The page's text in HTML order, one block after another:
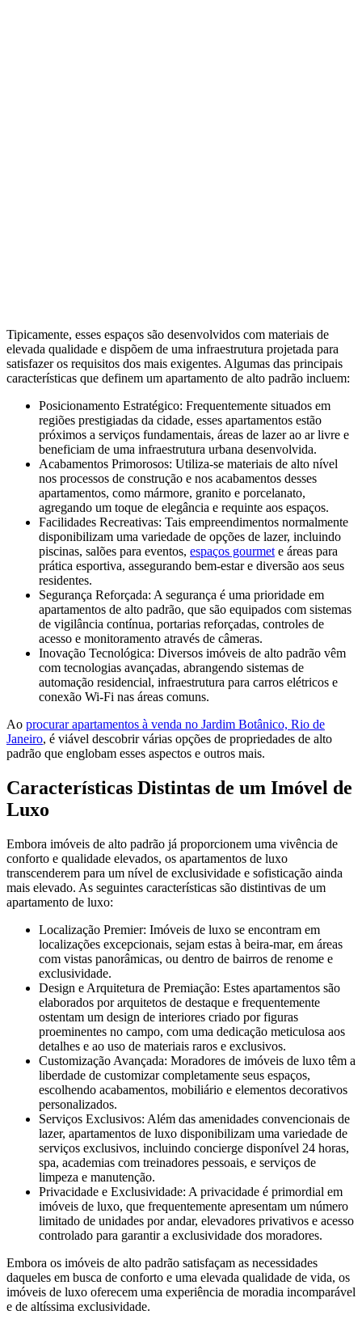
Tipicamente, esses espaços são desenvolvidos com materiais de
elevada qualidade e dispõem de uma infraestrutura projetada para
satisfazer os requisitos dos mais exigentes. Algumas das principais
características que definem um apartamento de alto padrão incluem:
Posicionamento Estratégico: Frequentemente situados em
regiões prestigiadas da cidade, esses apartamentos estão
próximos a serviços fundamentais, áreas de lazer ao ar livre e
beneficiam de uma infraestrutura urbana desenvolvida.
Acabamentos Primorosos: Utiliza-se materiais de alto nível
nos processos de construção e nos acabamentos desses
apartamentos, como mármore, granito e porcelanato,
agregando um toque de elegância e requinte aos espaços.
Facilidades Recreativas: Tais empreendimentos normalmente
disponibilizam uma variedade de opções de lazer, incluindo
piscinas, salões para eventos, espaços gourmet e áreas para
prática esportiva, assegurando bem-estar e diversão aos seus
residentes.
Segurança Reforçada: A segurança é uma prioridade em
apartamentos de alto padrão, que são equipados com sistemas
de vigilância contínua, portarias reforçadas, controles de
acesso e monitoramento através de câmeras.
Inovação Tecnológica: Diversos imóveis de alto padrão vêm
com tecnologias avançadas, abrangendo sistemas de
automação residencial, infraestrutura para carros elétricos e
conexão Wi-Fi nas áreas comuns.
Ao procurar apartamentos à venda no Jardim Botânico, Rio de
Janeiro, é viável descobrir várias opções de propriedades de alto
padrão que englobam esses aspectos e outros mais.
Características Distintas de um Imóvel de
Luxo
Embora imóveis de alto padrão já proporcionem uma vivência de
conforto e qualidade elevados, os apartamentos de luxo
transcenderem para um nível de exclusividade e sofisticação ainda
mais elevado. As seguintes características são distintivas de um
apartamento de luxo:
Localização Premier: Imóveis de luxo se encontram em
localizações excepcionais, sejam estas à beira-mar, em áreas
com vistas panorâmicas, ou dentro de bairros de renome e
exclusividade.
Design e Arquitetura de Premiação: Estes apartamentos são
elaborados por arquitetos de destaque e frequentemente
ostentam um design de interiores criado por figuras
proeminentes no campo, com uma dedicação meticulosa aos
detalhes e ao uso de materiais raros e exclusivos.
Customização Avançada: Moradores de imóveis de luxo têm a
liberdade de customizar completamente seus espaços,
escolhendo acabamentos, mobiliário e elementos decorativos
personalizados.
Serviços Exclusivos: Além das amenidades convencionais de
lazer, apartamentos de luxo disponibilizam uma variedade de
serviços exclusivos, incluindo concierge disponível 24 horas,
spa, academias com treinadores pessoais, e serviços de
limpeza e manutenção.
Privacidade e Exclusividade: A privacidade é primordial em
imóveis de luxo, que frequentemente apresentam um número
limitado de unidades por andar, elevadores privativos e acesso
controlado para garantir a exclusividade dos moradores.
Embora os imóveis de alto padrão satisfaçam as necessidades
daqueles em busca de conforto e uma elevada qualidade de vida, os
imóveis de luxo oferecem uma experiência de moradia incomparável
e de altíssima exclusividade.